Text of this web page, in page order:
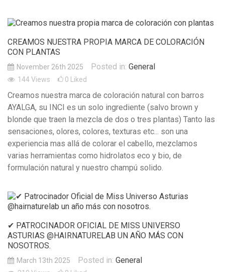
CREAMOS NUESTRA PROPIA MARCA DE COLORACIÓN
CON PLANTAS
Posted in: General
November 26th 2025
144Views 0 Liked
Creamos nuestra marca de coloración natural con barros
AYALGA, su INCI es un solo ingrediente (salvo brown y
blonde que traen la mezcla de dos o tres plantas) Tanto las
sensaciones, olores, colores, texturas etc... son una
experiencia mas allá de colorar el cabello, mezclamos
varias herramientas como hidrolatos eco y bio, de
formulación natural y nuestro champú solido.
✔ PATROCINADOR OFICIAL DE MISS UNIVERSO
ASTURIAS @HAIRNATURELAB UN AÑO MÁS CON
NOSOTROS.
Posted in: General
March 13th 2025